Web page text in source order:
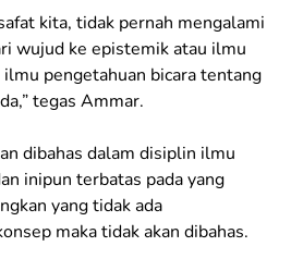
kita, tidak pernah mengalami
wujud ke epistemik atau ilmu
pengetahuan bicara tentang
tegas Ammar.
dibahas dalam disiplin ilmu
inipun terbatas pada yang
yang tidak ada
maka tidak akan dibahas.